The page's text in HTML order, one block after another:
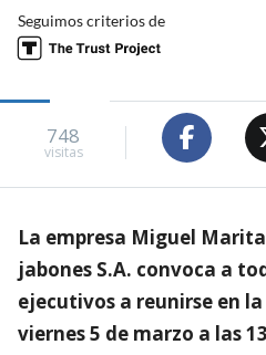
Seguimos criterios de
748
visitas
La empresa Miguel
jabones S.A. convoca a
ejecutivos a reunirse en
viernes 5 de marzo a las